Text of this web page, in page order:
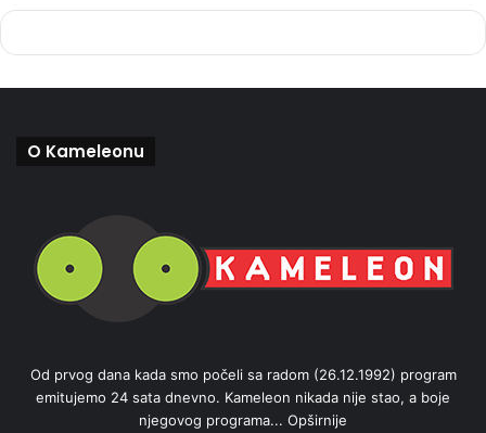
O Kameleonu
Od prvog dana kada smo počeli sa radom (26.12.1992) program
emitujemo 24 sata dnevno. Kameleon nikada nije stao, a boje
njegovog programa... Opširnije